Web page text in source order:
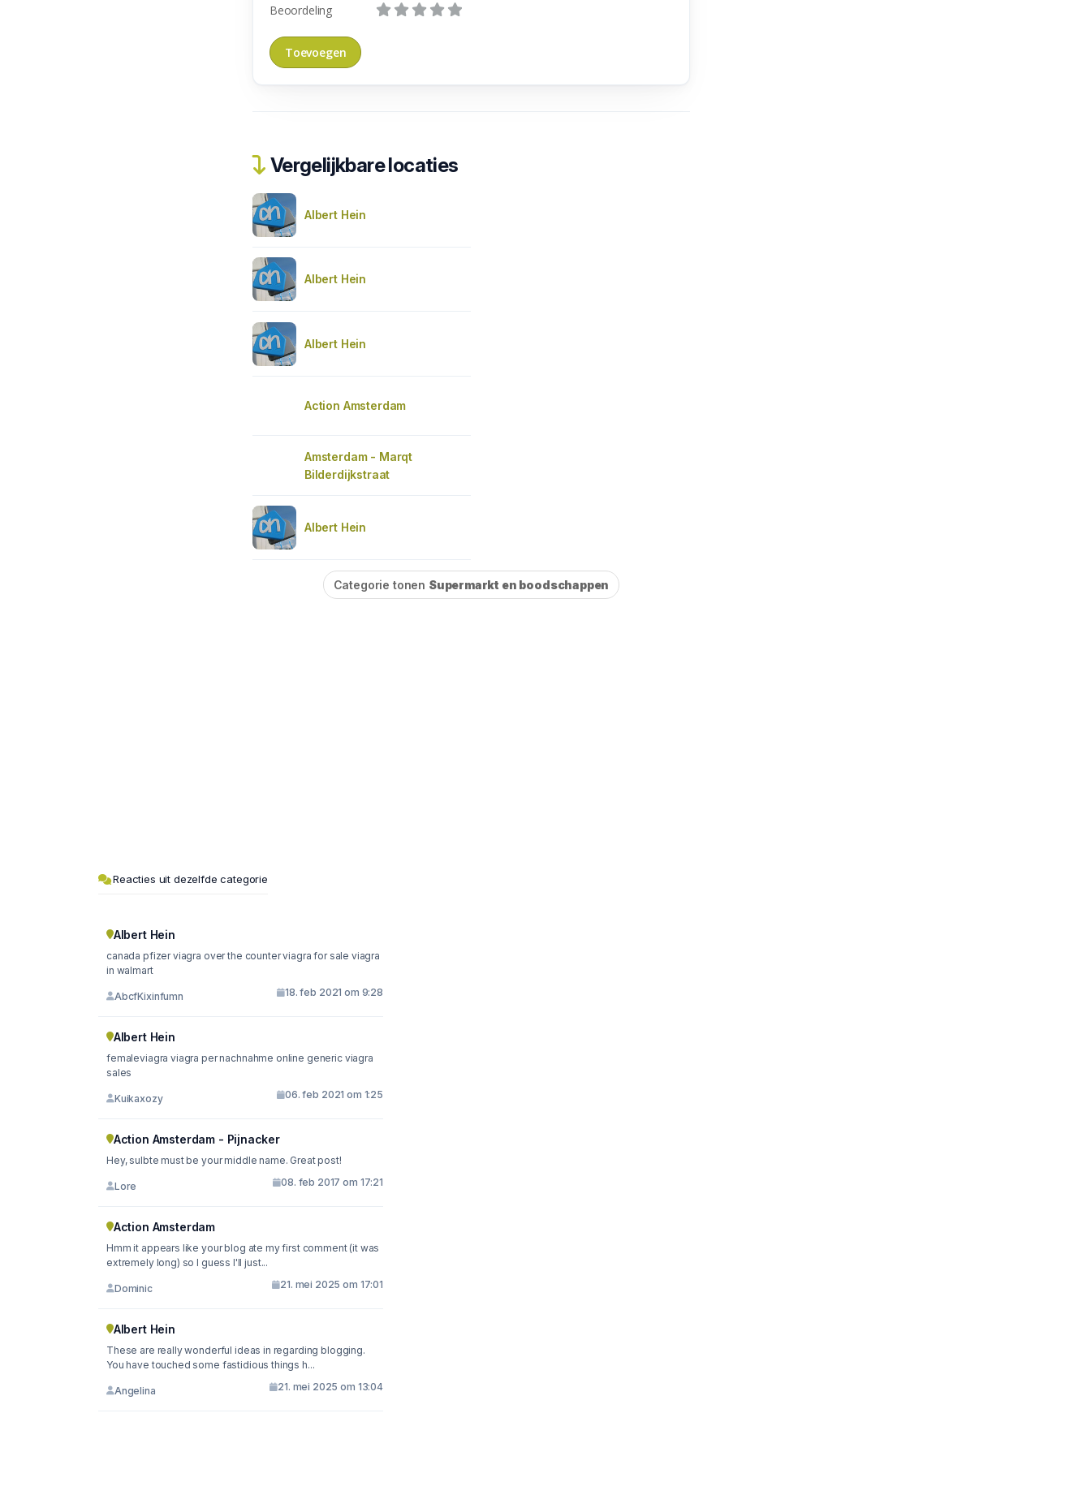
Beoordeling
Vergelijkbare locaties
Albert Hein
Albert Hein
Albert Hein
Action Amsterdam
Amsterdam - Marqt
Bilderdijkstraat
Albert Hein
Categorie tonen Supermarkt en boodschappen
Reacties uit dezelfde categorie
Albert Hein
canada pfizer viagra over the counter viagra for sale viagra
in walmart
AbcfKixinfumn 18. feb 2021 om 9:28
Albert Hein
femaleviagra viagra per nachnahme online generic viagra
sales
Kuikaxozy 06. feb 2021 om 1:25
Action Amsterdam - Pijnacker
Hey, sulbte must be your middle name. Great post!
Lore 08. feb 2017 om 17:21
Action Amsterdam
Hmm it appears like your blog ate my first comment (it was
extremely long) so I guess I'll just...
Dominic 21. mei 2025 om 17:01
Albert Hein
These are really wonderful ideas in regarding blogging.
You have touched some fastidious things h...
Angelina 21. mei 2025 om 13:04